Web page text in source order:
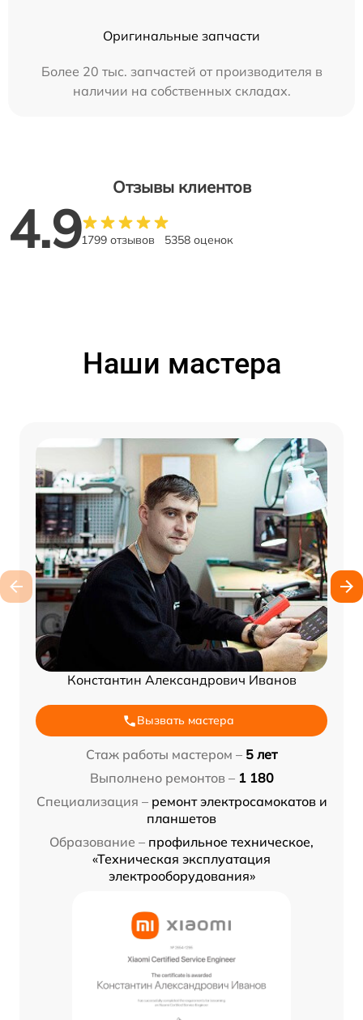
Оригинальные запчасти
Более 20 тыс. запчастей от производителя в
наличии на собственных складах.
Отзывы клиентов
4.91799 отзывов 5358 оценок
Наши мастера
Константин Александрович Иванов
Вызвать мастера
Стаж работы мастером – 5 лет
Выполнено ремонтов – 1 180
Специализация – ремонт электросамокатов и
планшетов
Образование – профильное техническое,
«Техническая эксплуатация
электрооборудования»